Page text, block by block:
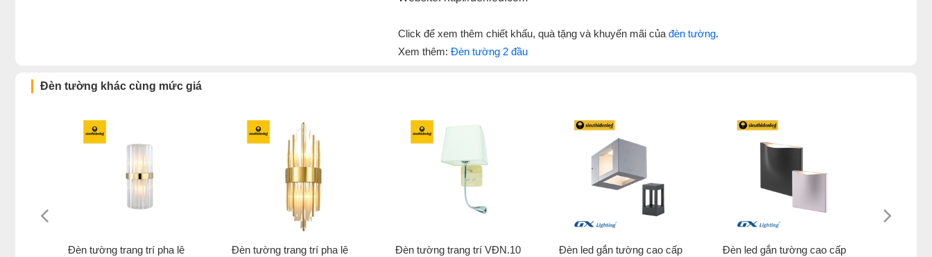
Click để xem thêm chiết khấu, quà tặng và khuyến mãi của đèn tường.
Xem thêm: Đèn tường 2 đầu
Đèn tường khác cùng mức giá
Đèn tường trang trí pha lê
Đèn tường trang trí pha lê
Đèn tường trang trí VĐN.10
Đèn led gắn tường cao cấp
Đèn led gắn tường cao cấp